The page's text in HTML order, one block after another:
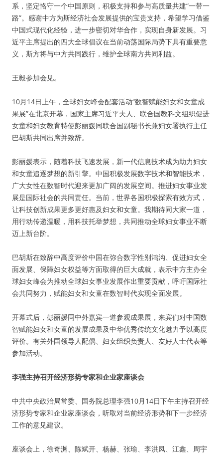
系，坚定恪守一个中国原则，积极支持和参与高质量共建“一带一
路”。感谢中方为斯经济社会发展提供的宝贵支持，希望学习借鉴
中国式现代化经验，进一步密切对华合作，实现自身新发展。习
近平主席提出的四大全球倡议在当前动荡国际局势下具有重要意
义，斯方将与中方共同践行，维护全球南方共同利益。
王毅参加会见。
10月14日上午，全球妇女峰会配套活动“数智赋能妇女和女童成
果展”在北京开幕，国家主席习近平夫人、联合国教科文组织促进
女童和妇女教育特使彭丽媛同联合国副秘书长兼妇女署执行主任
巴胡斯共同出席并致辞。
彭丽媛表示，随着科技飞速发展，新一代信息技术成为助力妇女
和女童追逐梦想的新引擎。中国积极发展数字技术和智能技术，
广大女性在数智时代迎来更加广阔的发展空间。推进妇女事业发
展是国际社会的共同责任。当前，世界各国积极探索有效方式，
让科技创新成果更多更好惠及妇女和女童。我期待同大家一道，
用行动传递温暖，用科技托举梦想，共同推动全球妇女事业不断
迈上新台阶。
巴胡斯在致辞中高度评价中国在弥合数字性别鸿沟、促进妇女全
面发展、保障妇女权益等方面取得的巨大成就，表示中方主办全
球妇女峰会为推动全球妇女事业发展作出重要贡献，呼吁国际社
会共同努力，赋能妇女和女童在数智时代实现全面发展。
开幕式后，彭丽媛同中外嘉宾一道参观成果展，来宾们对中国数
智赋能妇女和女童的发展成果及中华优秀传统文化魅力予以高度
评价。有关外国领导人配偶、妇女组织负责人、友好人士代表等
参加活动。
李强主持召开经济形势专家和企业家座谈会
中共中央政治局常委、国务院总理李强10月14日下午主持召开经
济形势专家和企业家座谈会，听取对当前经济形势和下一步经济
工作的意见建议。
座谈会上，徐奇渊、陈斌开、杨赫、张瑜、李洪凤、江鑫、周宇